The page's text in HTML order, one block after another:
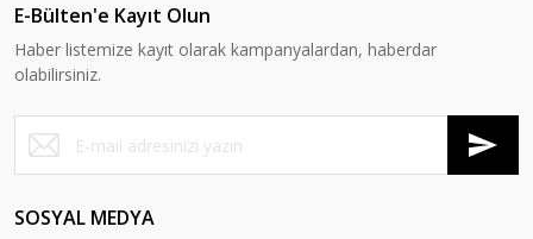
E-Bülten'e Kayıt Olun
Haber listemize kayıt olarak kampanyalardan, haberdar
olabilirsiniz.
SOSYAL MEDYA